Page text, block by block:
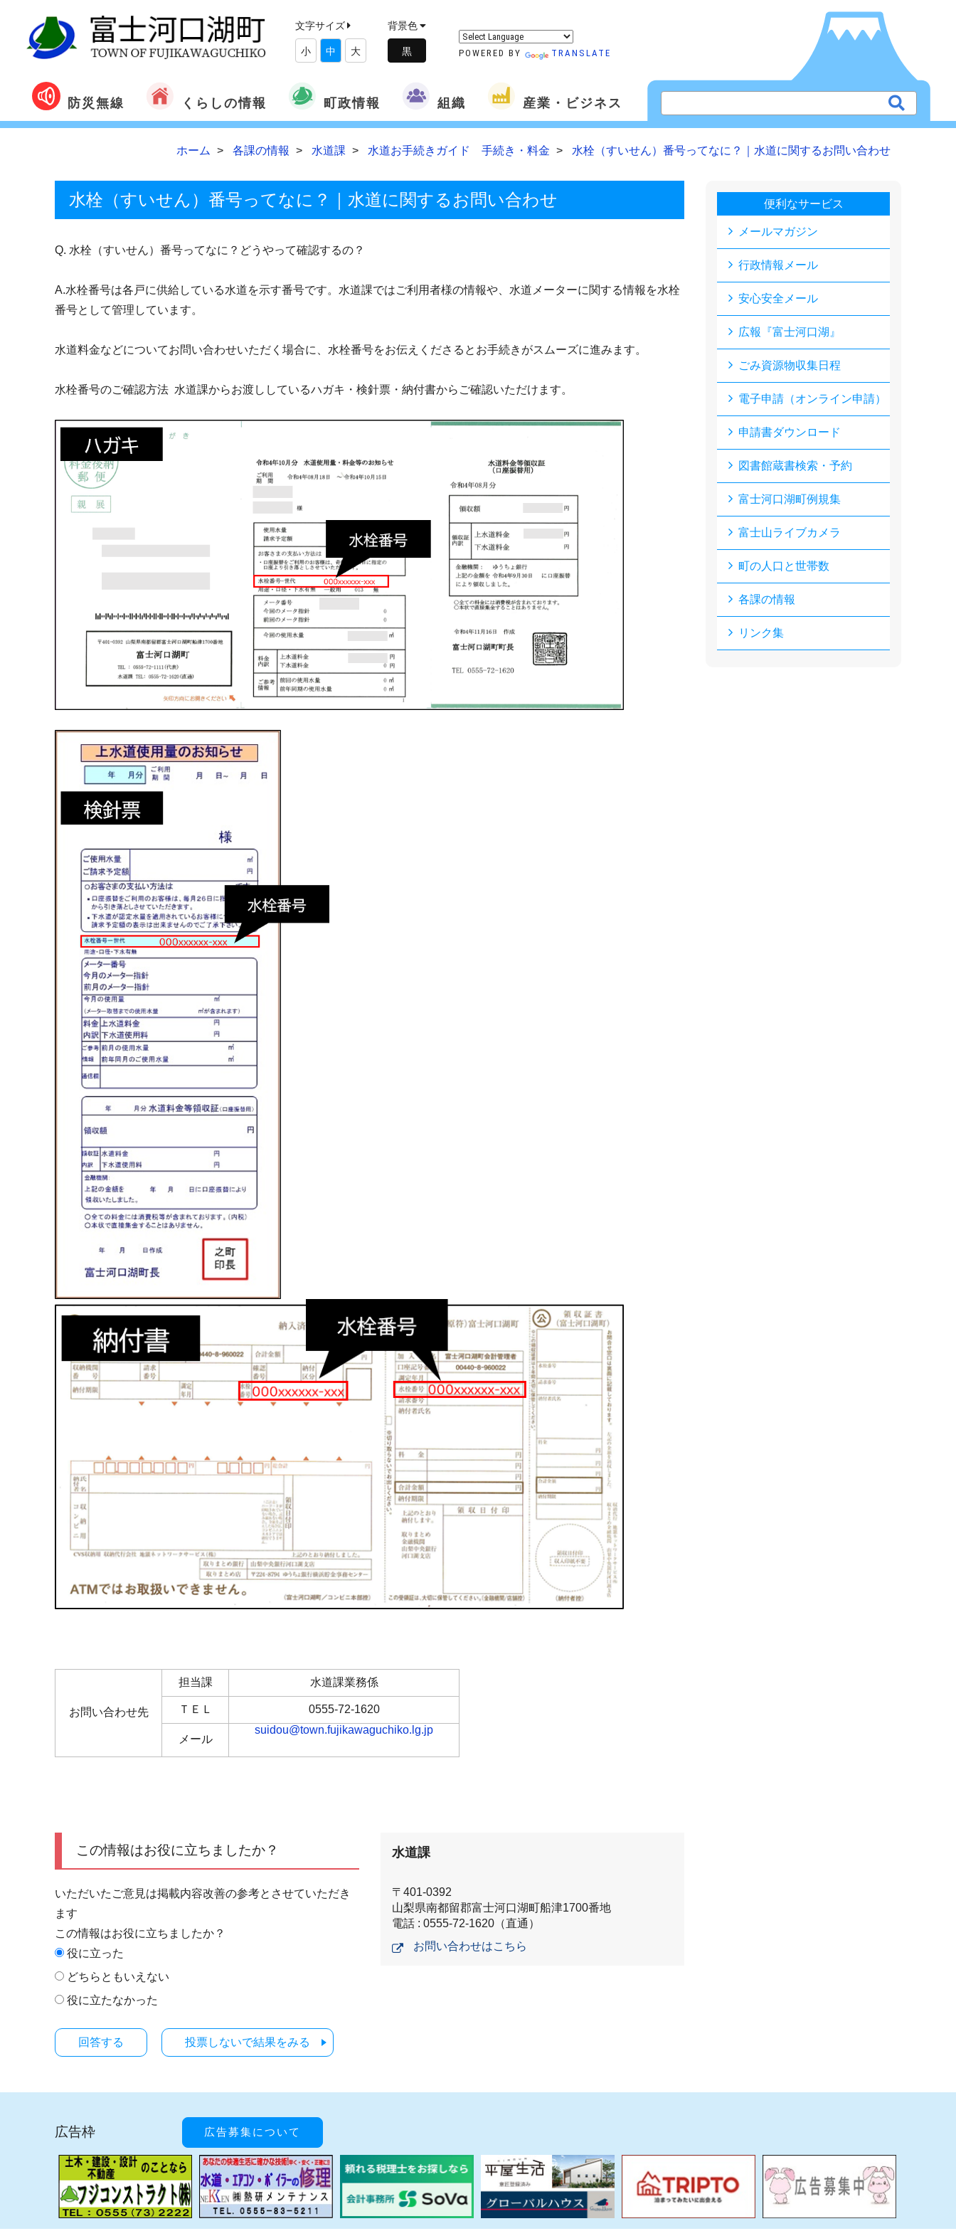
文字サイズ
小 中 大
背景色
POWERED BY TRANSLATE
防災無線 くらしの情報 町政情報 組織 産業・ビジネス
ホーム 各課の情報 水道課 水道お手続きガイド 手続き・料金 水栓（すいせん）番号ってなに？｜水道に関するお問い合わせ
水栓（すいせん）番号ってなに？｜水道に関するお問い合わせ
Q. 水栓（すいせん）番号ってなに？どうやって確認するの？
A.水栓番号は各戸に供給している水道を示す番号です。水道課ではご利用者様の情報や、水道メーターに関する情報を水栓
番号として管理しています。
水道料金などについてお問い合わせいただく場合に、水栓番号をお伝えくださるとお手続きがスムーズに進みます。
水栓番号のご確認方法 水道課からお渡ししているハガキ・検針票・納付書からご確認いただけます。
お問い合わせ先
担当課 水道課業務係
ＴＥＬ 0555-72-1620
メール
suidou@town.fujikawaguchiko.lg.jp
この情報はお役に立ちましたか？
いただいたご意見は掲載内容改善の参考とさせていただき
ます
この情報はお役に立ちましたか？
役に立った
どちらともいえない
役に立たなかった
投票しないで結果をみる
水道課
〒401-0392
山梨県南都留郡富士河口湖町船津1700番地
電話 : 0555-72-1620（直通）
お問い合わせはこちら
便利なサービス
メールマガジン
行政情報メール
安心安全メール
広報『富士河口湖』
ごみ資源物収集日程
電子申請（オンライン申請）
申請書ダウンロード
図書館蔵書検索・予約
富士河口湖町例規集
富士山ライブカメラ
町の人口と世帯数
各課の情報
リンク集
広告枠 広告募集について